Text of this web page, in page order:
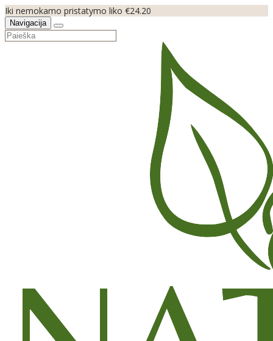
Iki nemokamo pristatymo liko €24.20
Navigacija